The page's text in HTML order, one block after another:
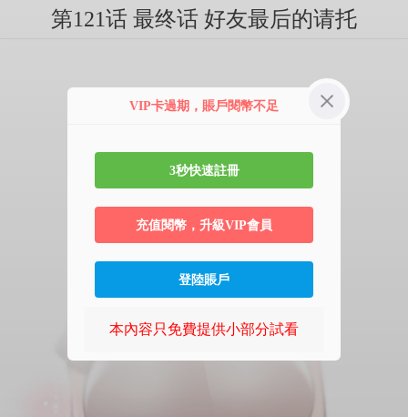
第121话 最终话 好友最后的请托
VIP卡過期，賬戶閱幣不足
3秒快速註冊
充值閱幣，升級VIP會員
登陸賬戶
本內容只免費提供小部分試看